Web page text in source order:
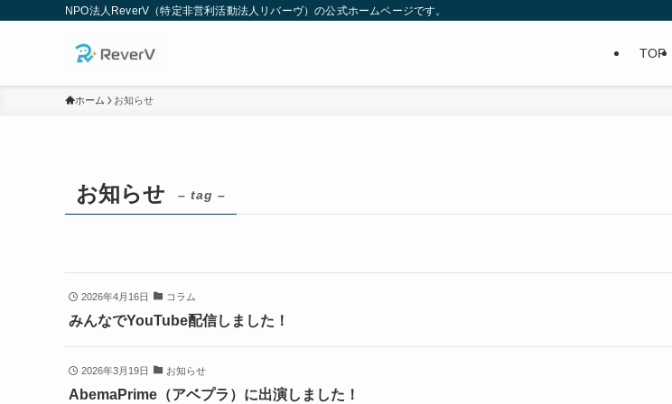
NPO法人ReverV（特定非営利活動法人リバーヴ）の公式ホームページです。
TOP
ホーム お知らせ
お知らせ – tag –
2026年4月16日 コラム
みんなでYouTube配信しました！
2026年3月19日 お知らせ
AbemaPrime（アベプラ）に出演しました！